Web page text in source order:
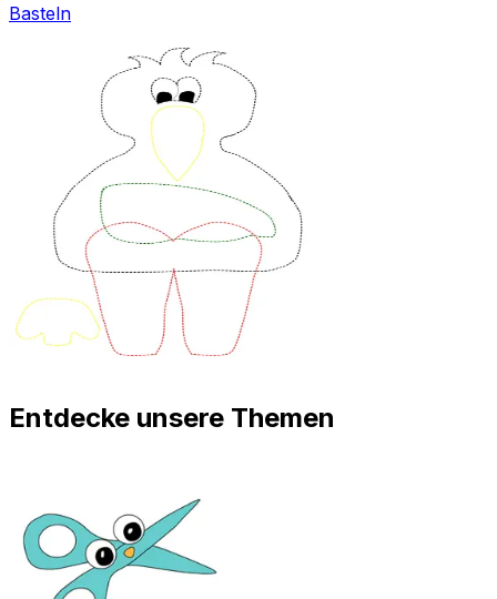
Basteln
Entdecke unsere Themen